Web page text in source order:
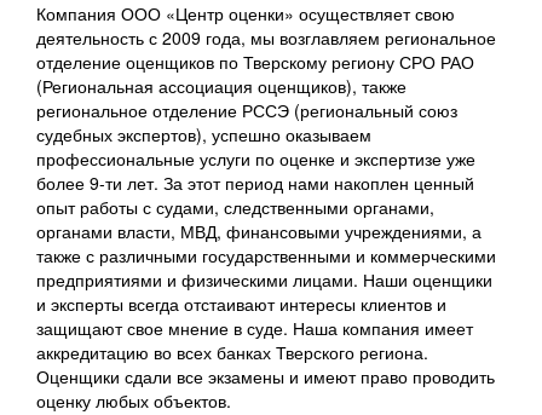
Компания ООО «Центр оценки» осуществляет свою
деятельность с 2009 года, мы возглавляем региональное
отделение оценщиков по Тверскому региону СРО РАО
(Региональная ассоциация оценщиков), также
региональное отделение РССЭ (региональный союз
судебных экспертов), успешно оказываем
профессиональные услуги по оценке и экспертизе уже
более 9-ти лет. За этот период нами накоплен ценный
опыт работы с судами, следственными органами,
органами власти, МВД, финансовыми учреждениями, а
также с различными государственными и коммерческими
предприятиями и физическими лицами. Наши оценщики
и эксперты всегда отстаивают интересы клиентов и
защищают свое мнение в суде. Наша компания имеет
аккредитацию во всех банках Тверского региона.
Оценщики сдали все экзамены и имеют право проводить
оценку любых объектов.